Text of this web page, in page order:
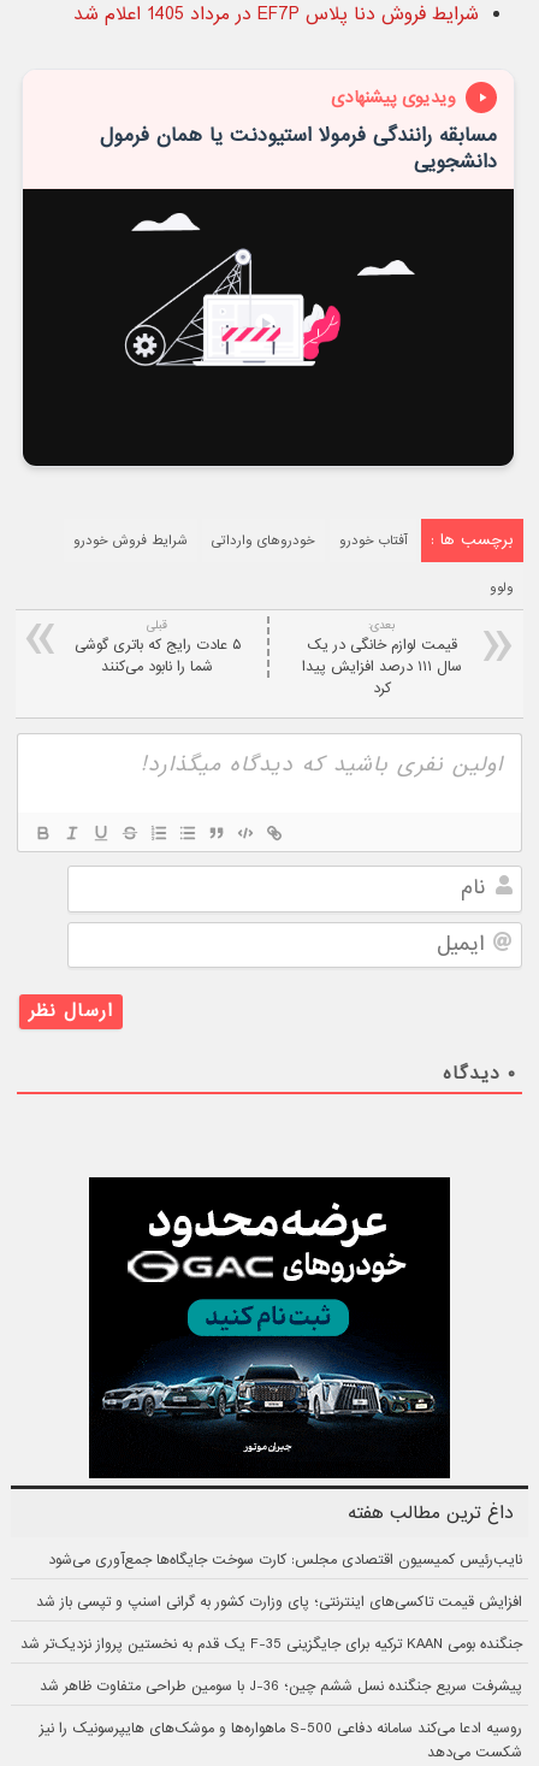
شرایط فروش دنا پلاس EF7P در مرداد 1405 اعلام شد
ویدیوی پیشنهادی
مسابقه رانندگی فرمولا استیودنت یا همان فرمول
دانشجویی
برچسب ها : آفتاب خودرو خودروهای وارداتی شرایط فروش خودرو
ولوو
قبلی
۵ عادت رایج که باتری گوشی
شما را نابود می‌کنند
بعدی:
قیمت لوازم خانگی در یک
سال ۱۱۱ درصد افزایش پیدا
کرد
نام
ایمیل
۰ دیدگاه
داغ ترین مطالب هفته
نایب‌رئیس کمیسیون اقتصادی مجلس: کارت سوخت جایگاه‌ها جمع‌آوری می‌شود
افزایش قیمت تاکسی‌های اینترنتی؛ پای وزارت کشور به گرانی اسنپ و تپسی باز شد
جنگنده بومی KAAN ترکیه برای جایگزینی F-35 یک قدم به نخستین پرواز نزدیک‌تر شد
پیشرفت سریع جنگنده نسل ششم چین؛ J-36 با سومین طراحی متفاوت ظاهر شد
روسیه ادعا می‌کند سامانه دفاعی S-500 ماهواره‌ها و موشک‌های هایپرسونیک را نیز
شکست می‌دهد